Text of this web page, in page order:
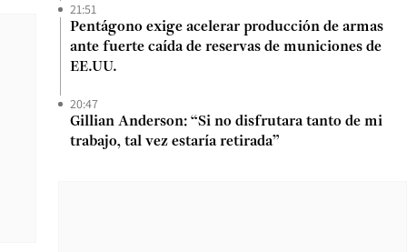
21:51
Pentágono exige acelerar producción de armas
ante fuerte caída de reservas de municiones de
EE.UU.
20:47
Gillian Anderson: “Si no disfrutara tanto de mi
trabajo, tal vez estaría retirada”